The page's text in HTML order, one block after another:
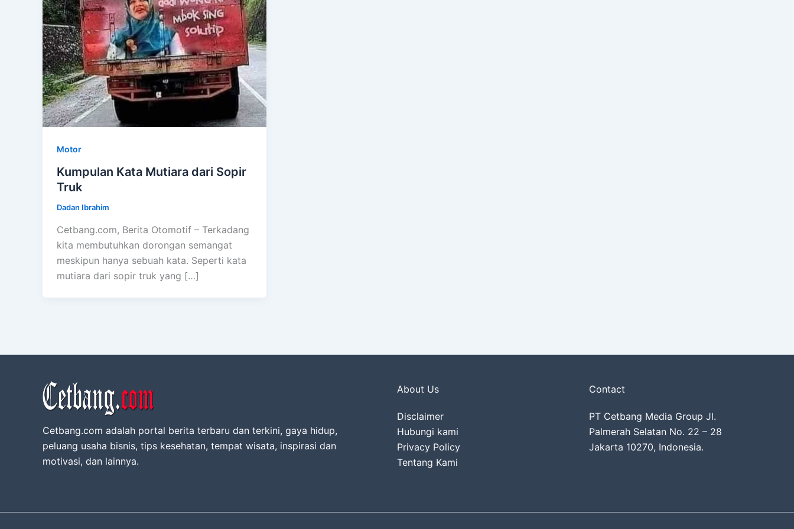
Motor
Kumpulan Kata Mutiara dari Sopir
Truk
Dadan Ibrahim
Cetbang.com, Berita Otomotif – Terkadang
kita membutuhkan dorongan semangat
meskipun hanya sebuah kata. Seperti kata
mutiara dari sopir truk yang […]
Cetbang.com adalah portal berita terbaru dan terkini, gaya hidup,
peluang usaha bisnis, tips kesehatan, tempat wisata, inspirasi dan
motivasi, dan lainnya.
About Us
Disclaimer
Hubungi kami
Privacy Policy
Tentang Kami
Contact
PT Cetbang Media Group Jl.
Palmerah Selatan No. 22 – 28
Jakarta 10270, Indonesia.